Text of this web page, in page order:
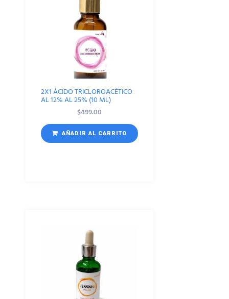
2X1 ÁCIDO TRICLOROACÉTICO
AL 12% AL 25% (10 ML)
$499.00
AÑADIR AL CARRITO